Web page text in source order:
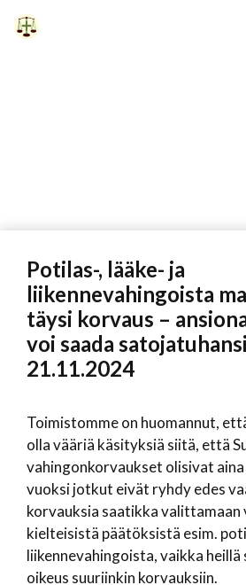
Siirry
sisältöön
Potilas-, lääke- ja
liikennevahingoista
täysi korvaus –
voi saada
21.11.2024
Toimistomme on huomannut,
olla vääriä käsityksiä siitä, että
vahingonkorvaukset olisivat aina
vuoksi jotkut eivät ryhdy edes
korvauksia saatikka
kielteisistä päätöksistä esim.
liikennevahingoista, vaikka
oikeus suuriinkin korvauksiin.